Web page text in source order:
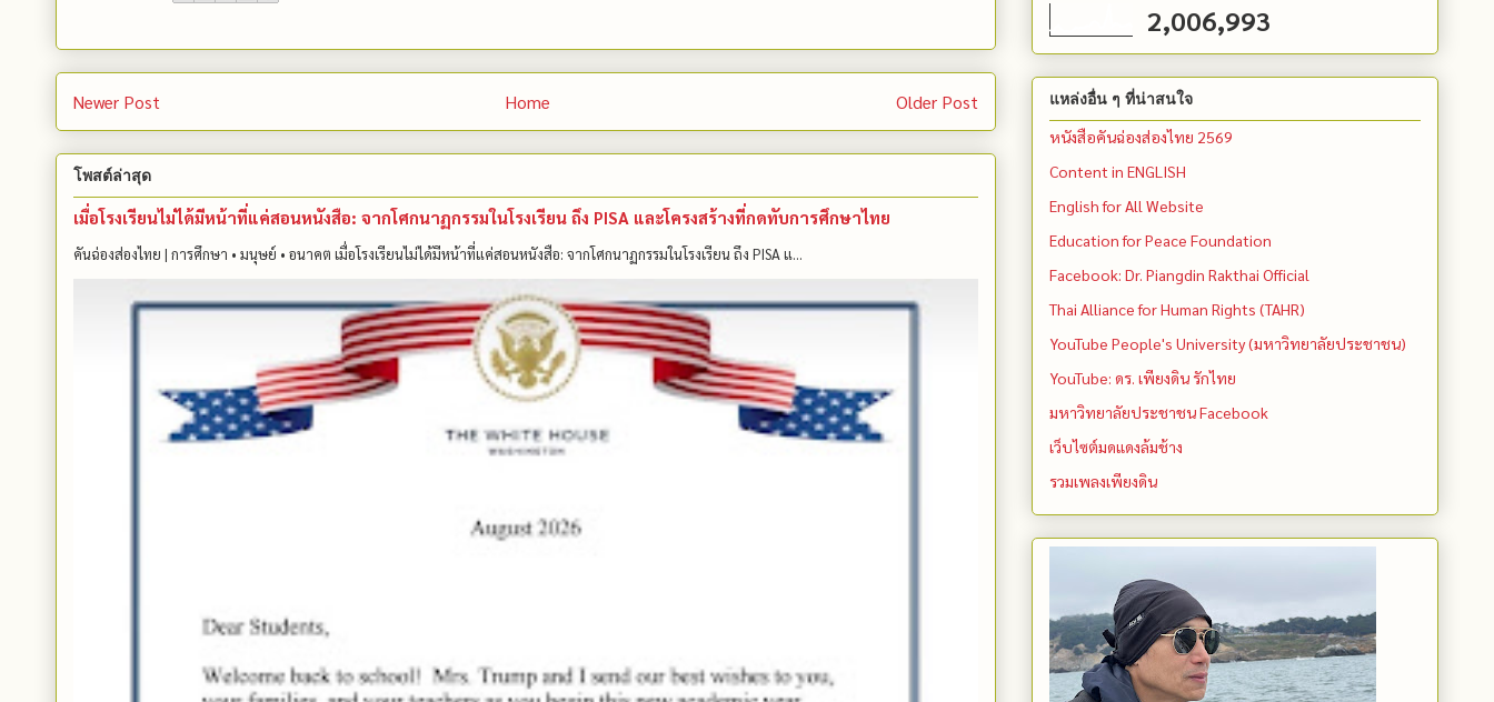
Newer Post Older Post
Home
โพสต์ล่าสุด
เมื่อโรงเรียนไม่ได้มีหน้าที่แค่สอนหนังสือ: จากโศกนาฏกรรมในโรงเรียน ถึง PISA และโครงสร้างที่กดทับการศึกษาไทย
คันฉ่องส่องไทย | การศึกษา • มนุษย์ • อนาคต เมื่อโรงเรียนไม่ได้มีหน้าที่แค่สอนหนังสือ: จากโศกนาฏกรรมในโรงเรียน ถึง PISA แ...
2,006,993
แหล่งอื่น ๆ ที่น่าสนใจ
หนังสือคันฉ่องส่องไทย 2569
Content in ENGLISH
English for All Website
Education for Peace Foundation
Facebook: Dr. Piangdin Rakthai Official
Thai Alliance for Human Rights (TAHR)
YouTube People's University (มหาวิทยาลัยประชาชน)
YouTube: ดร. เพียงดิน รักไทย
มหาวิทยาลัยประชาชน Facebook
เว็บไซต์มดแดงล้มช้าง
รวมเพลงเพียงดิน